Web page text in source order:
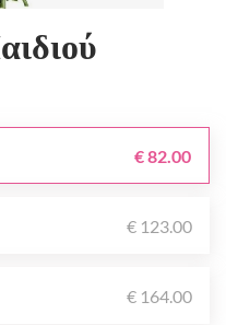
€ 82.00
€ 123.00
€ 164.00